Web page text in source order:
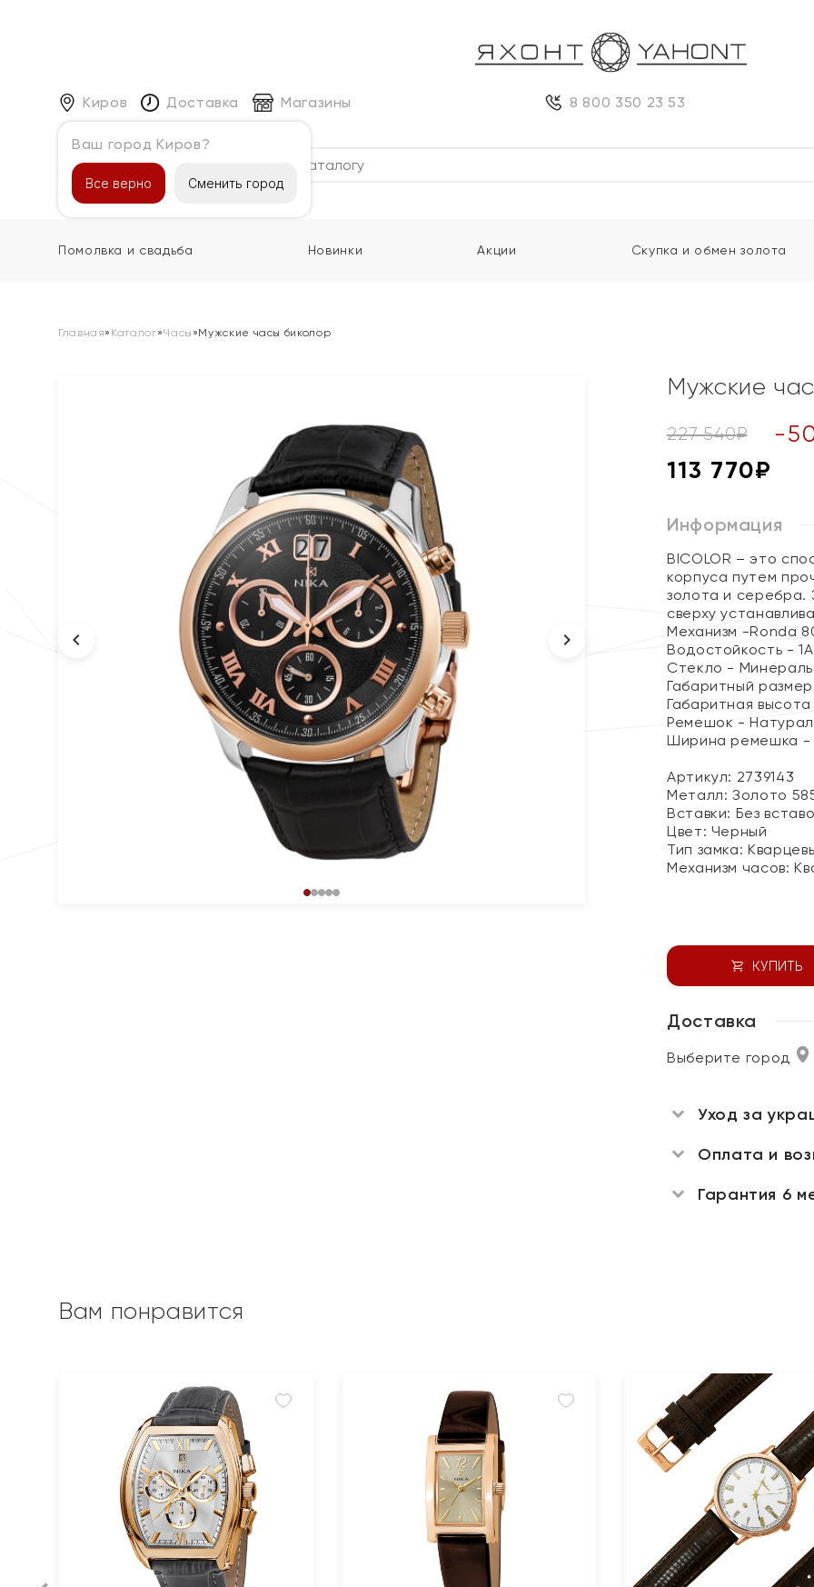
Киров
Ваш город Киров?
Все верно Сменить город
Доставка Магазины 8 800 350 23 53
Каталог
Помолвка и свадьба Новинки Акции Скупка и обмен золота
Главная» Каталог»Часы »Мужские часы биколор
Мужские
227 540₽ -
113 770₽
Информация
BICOLOR – это
корпуса путем
золота и серебра.
сверху
Механизм -Ronda
Водостойкость -
Стекло -
Габаритный
Габаритная высота
Ремешок -
Ширина ремешка -
Артикул: 2739143
Металл:Золото
Вставки: Без
Цвет: Черный
Тип замка:
Механизм часов:
КУПИТЬ
Доставка
Выберите город
Уход за
Оплата и
Гарантия 6
Вам понравится